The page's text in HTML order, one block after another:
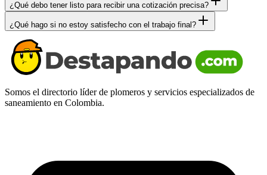
¿Qué debo tener listo para recibir una cotización precisa?
¿Qué hago si no estoy satisfecho con el trabajo final?
Somos el directorio líder de plomeros y servicios especializados de
saneamiento en Colombia.